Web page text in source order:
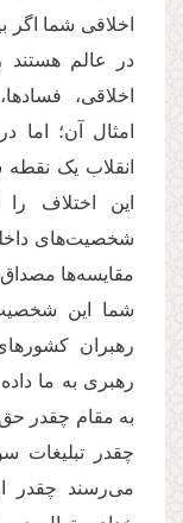
اخلاقی شما
در عالم هستند
اخلاقی،
امثال آن؛
انقلاب یک
این اختلاف
شخصیت‌های
مقایسه‌ها مصداق
شما این
رهبران
رهبری به ما
به مقام چقدر
چقدر تبلیغات
می‌رسند چقدر